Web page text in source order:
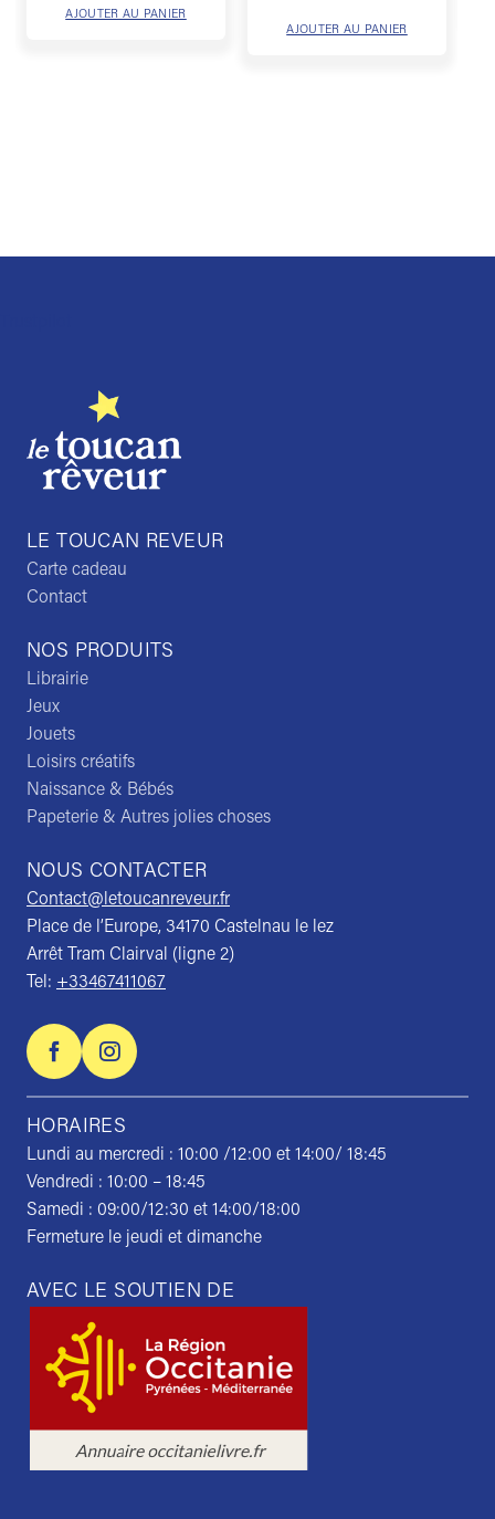
AJOUTER AU PANIER
AJOUTER AU PANIER
NOS PRODUITS
Librairie
Jeux
Jouets
Loisirs créatifs
Naissance & Bébés
Papeterie & Autres jolies choses
NOUS CONTACTER
Contact@letoucanreveur.fr
Place de l’Europe, 34170 Castelnau le lez
Arrêt Tram Clairval (ligne 2)
Tel: +33467411067
HORAIRES
Lundi au mercredi : 10:00 /12:00 et 14:00/ 18:45
Vendredi : 10:00 – 18:45
Samedi : 09:00/12:30 et 14:00/18:00
Fermeture le jeudi et dimanche
LE TOUCAN REVEUR
Carte cadeau
Contact
AVEC LE SOUTIEN DE